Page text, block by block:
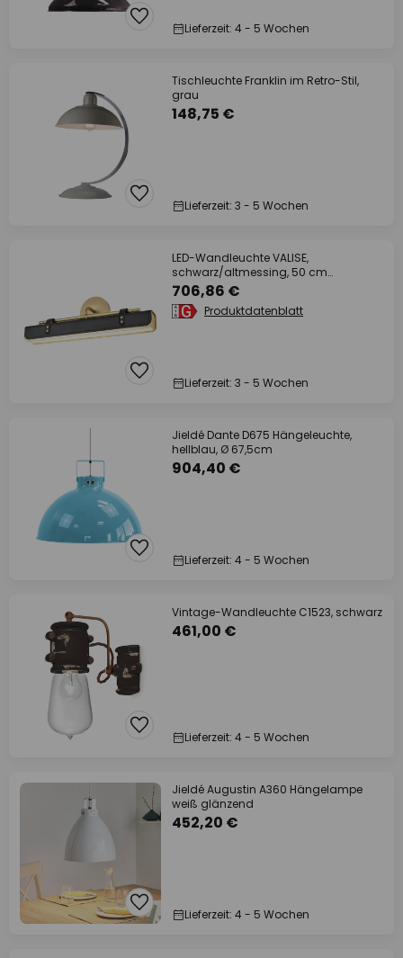
Lieferzeit: 4 - 5 Wochen
Tischleuchte Franklin im Retro-Stil,
grau
148,75 €
Lieferzeit: 3 - 5 Wochen
LED-Wandleuchte VALISE,
schwarz/altmessing, 50 cm
Kunstleder
706,86 €
Produktdatenblatt
Lieferzeit: 3 - 5 Wochen
Jieldé Dante D675 Hängeleuchte,
hellblau, Ø 67,5cm
904,40 €
Lieferzeit: 4 - 5 Wochen
Vintage-Wandleuchte C1523, schwarz
461,00 €
Lieferzeit: 4 - 5 Wochen
Jieldé Augustin A360 Hängelampe
weiß glänzend
452,20 €
Lieferzeit: 4 - 5 Wochen